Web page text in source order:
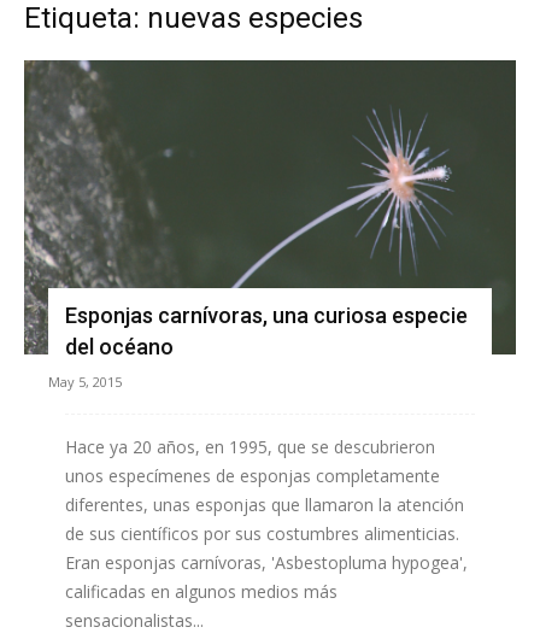
Etiqueta: nuevas especies
Esponjas carnívoras, una curiosa especie
del océano
May 5, 2015
Hace ya 20 años, en 1995, que se descubrieron
unos especímenes de esponjas completamente
diferentes, unas esponjas que llamaron la atención
de sus científicos por sus costumbres alimenticias.
Eran esponjas carnívoras, 'Asbestopluma hypogea',
calificadas en algunos medios más
sensacionalistas...